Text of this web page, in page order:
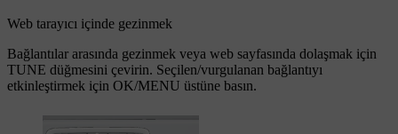
Web tarayıcı içinde gezinmek
Bağlantılar arasında gezinmek veya web sayfasında dolaşmak için
TUNE düğmesini çevirin. Seçilen/vurgulanan bağlantıyı
etkinleştirmek için OK/MENU üstüne basın.